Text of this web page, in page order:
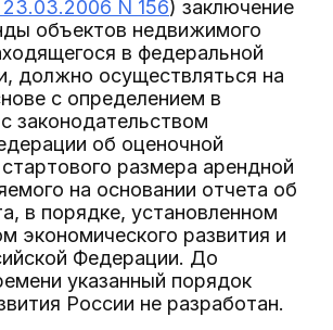
N 156) заключение
объектов недвижимого
в федеральной
должно осуществляться на
с определением в
законодательством
об оценочной
размера арендной
на основании отчета об
в порядке, установленном
экономического развития и
Федерации. До
указанный порядок
России не разработан.